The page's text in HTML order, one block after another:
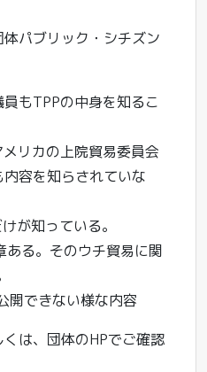
パブリック・シチズン
員もTPPの中身を知るこ
メリカの上院貿易委員会
容を知らされていな
が知っている。
ある。そのウチ貿易に関
開できない様な内容
は、団体のHPでご確認